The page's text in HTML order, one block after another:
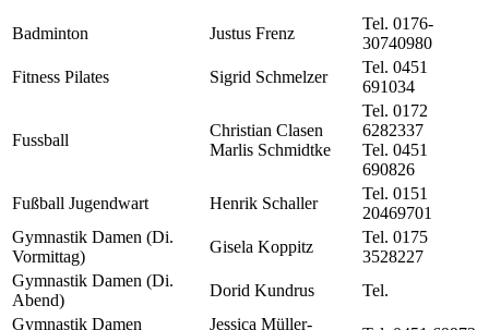
Badminton Justus Frenz
Tel. 0176-
30740980
Fitness Pilates
Sigrid Schmelzer
Tel. 0451
691034
Fussball
Christian Clasen
Marlis Schmidtke
Tel. 0172
6282337
Tel. 0451
690826
Fußball Jugendwart
Henrik Schaller
Tel. 0151
20469701
Gymnastik Damen (Di.
Vormittag)
Gisela Koppitz
Tel. 0175
3528227
Gymnastik Damen (Di.
Abend)
Dorid Kundrus
Tel.
Gymnastik Damen
Jessica Müller-